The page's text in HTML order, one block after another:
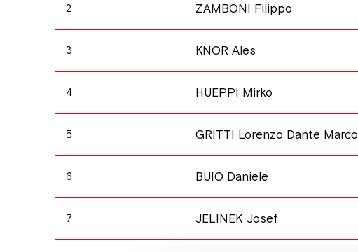
2 ZAMBONI Filippo
3 KNOR Ales
4 HUEPPI Mirko
5 GRITTI Lorenzo Dante Marco
6 BUIO Daniele
7 JELINEK Josef